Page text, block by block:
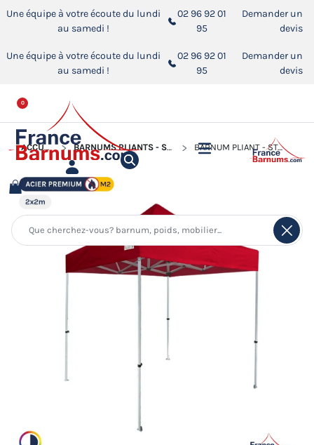
Une équipe à votre écoute du lundi
au samedi !
02 96 92 01
95
Demander un
devis
Une équipe à votre écoute du lundi
au samedi !
02 96 92 01
95
Demander un
devis
0
ACCUEIL BARNUMS PLIANTS - STANDS ACIER PREMIUM M2 BARNUM PLIANT - STAND ACIER PREMIUM M2 2X2M ROUGE 380GR/M²